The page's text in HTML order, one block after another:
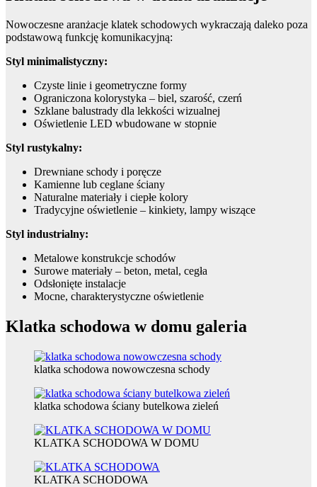
Nowoczesne aranżacje klatek schodowych wykraczają daleko poza
podstawową funkcję komunikacyjną:
Styl minimalistyczny:
Czyste linie i geometryczne formy
Ograniczona kolorystyka – biel, szarość, czerń
Szklane balustrady dla lekkości wizualnej
Oświetlenie LED wbudowane w stopnie
Styl rustykalny:
Drewniane schody i poręcze
Kamienne lub ceglane ściany
Naturalne materiały i ciepłe kolory
Tradycyjne oświetlenie – kinkiety, lampy wiszące
Styl industrialny:
Metalowe konstrukcje schodów
Surowe materiały – beton, metal, cegła
Odsłonięte instalacje
Mocne, charakterystyczne oświetlenie
Klatka schodowa w domu galeria
klatka schodowa nowowczesna schody
klatka schodowa ściany butelkowa zieleń
KLATKA SCHODOWA W DOMU
KLATKA SCHODOWA